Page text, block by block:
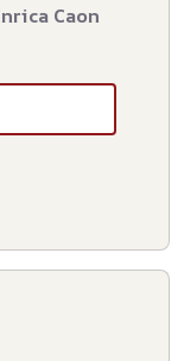
Caon